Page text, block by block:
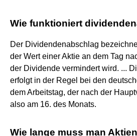
Wie funktioniert
Der Dividendenabschlag
der Wert einer Aktie an dem Tag
der Dividende vermindert wird. ...
erfolgt in der Regel bei den
dem Arbeitstag, der nach der
also am 16. des Monats.
Wie lange muss man